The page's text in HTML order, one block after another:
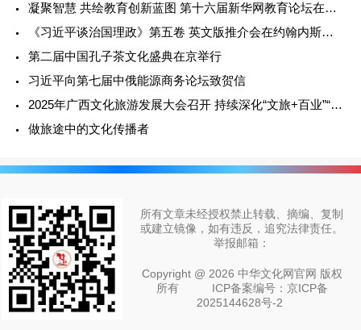
凝聚智慧 共绘教育创新蓝图 第十六届新华网教育论坛在京开幕
《习近平谈治国理政》第五卷 英文版推介会在约翰内斯堡举行
第二届中国孔子茶文化盛典在京举行
习近平向第七届中俄能源商务论坛致贺信
2025年广西文化旅游发展大会召开 持续深化“文旅+百业”“百业+文旅”
做旅途中的文化传播者
所有文章未经授权禁止转载、摘编、复制
或建立镜像，如有违反，追究法律责任。
举报邮箱：
Copyright @ 2026 中华文化网官网 版权
所有
ICP备案编号：京ICP备
2025144628号-2